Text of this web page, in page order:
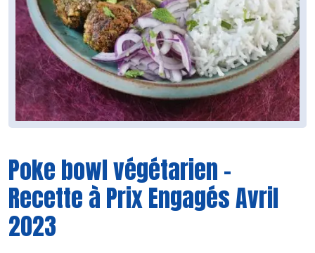
Poke bowl végétarien -
Recette à Prix Engagés Avril
2023